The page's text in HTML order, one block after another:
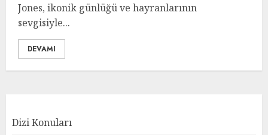
Jones, ikonik günlüğü ve hayranlarının
sevgisiyle...
DEVAMI
Dizi Konuları